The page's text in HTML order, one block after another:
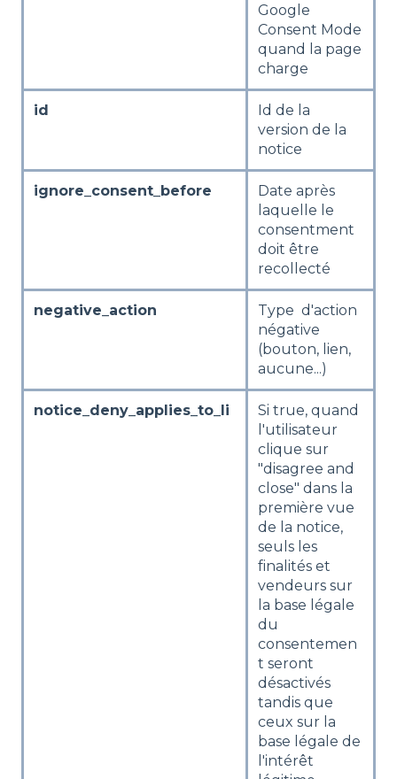
Google
Consent Mode
quand la page
charge
id
Id de la
version de la
notice
ignore_consent_before
Date après
laquelle le
consentment
doit être
recollecté
negative_action
Type d'action
négative
(bouton, lien,
aucune...)
notice_deny_applies_to_li
Si true, quand
l'utilisateur
clique sur
"disagree and
close" dans la
première vue
de la notice,
seuls les
finalités et
vendeurs sur
la base légale
du
consentemen
t seront
désactivés
tandis que
ceux sur la
base légale de
l'intérêt